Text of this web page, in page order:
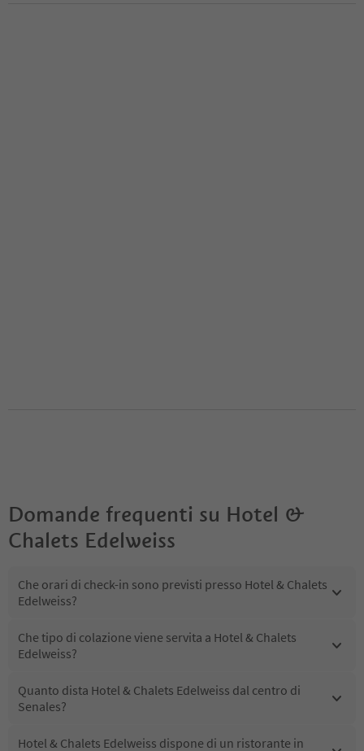
Domande frequenti su Hotel &
Chalets Edelweiss
Che orari di check-in sono previsti presso Hotel & Chalets
Edelweiss?
Che tipo di colazione viene servita a Hotel & Chalets
Edelweiss?
Quanto dista Hotel & Chalets Edelweiss dal centro di
Senales?
Hotel & Chalets Edelweiss dispone di un ristorante in